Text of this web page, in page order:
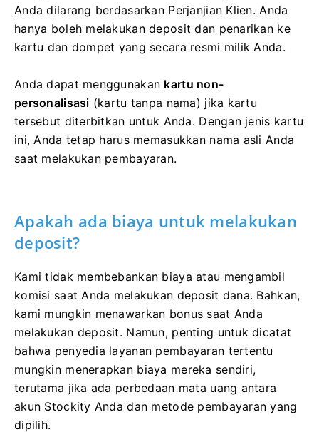
Anda dilarang berdasarkan Perjanjian Klien. Anda
hanya boleh melakukan deposit dan penarikan ke
kartu dan dompet yang secara resmi milik Anda.
Anda dapat menggunakan kartu non-
personalisasi (kartu tanpa nama) jika kartu
tersebut diterbitkan untuk Anda. Dengan jenis kartu
ini, Anda tetap harus memasukkan nama asli Anda
saat melakukan pembayaran.
Apakah ada biaya untuk melakukan
deposit?
Kami tidak membebankan biaya atau mengambil
komisi saat Anda melakukan deposit dana. Bahkan,
kami mungkin menawarkan bonus saat Anda
melakukan deposit. Namun, penting untuk dicatat
bahwa penyedia layanan pembayaran tertentu
mungkin menerapkan biaya mereka sendiri,
terutama jika ada perbedaan mata uang antara
akun Stockity Anda dan metode pembayaran yang
dipilih.